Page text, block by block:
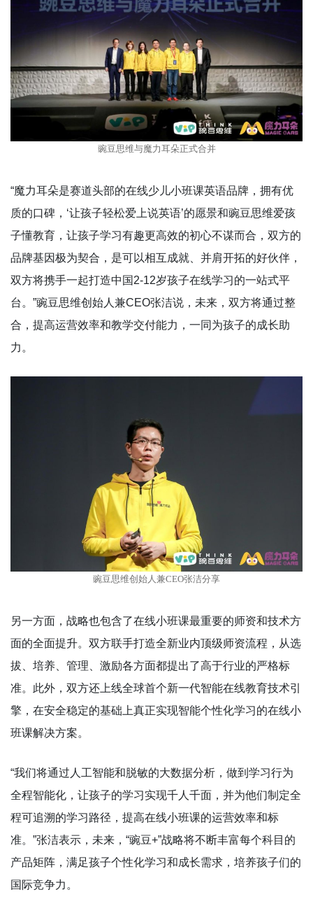
豌豆思维与魔力耳朵正式合并
“魔力耳朵是赛道头部的在线少儿小班课英语品牌，拥有优
质的口碑，‘让孩子轻松爱上说英语’的愿景和豌豆思维爱孩
子懂教育，让孩子学习有趣更高效的初心不谋而合，双方的
品牌基因极为契合，是可以相互成就、并肩开拓的好伙伴，
双方将携手一起打造中国2-12岁孩子在线学习的一站式平
台。”豌豆思维创始人兼CEO张洁说，未来，双方将通过整
合，提高运营效率和教学交付能力，一同为孩子的成长助
力。
豌豆思维创始人兼CEO张洁分享
另一方面，战略也包含了在线小班课最重要的师资和技术方
面的全面提升。双方联手打造全新业内顶级师资流程，从选
拔、培养、管理、激励各方面都提出了高于行业的严格标
准。此外，双方还上线全球首个新一代智能在线教育技术引
擎，在安全稳定的基础上真正实现智能个性化学习的在线小
班课解决方案。
“我们将通过人工智能和脱敏的大数据分析，做到学习行为
全程智能化，让孩子的学习实现千人千面，并为他们制定全
程可追溯的学习路径，提高在线小班课的运营效率和标
准。”张洁表示，未来，“豌豆+”战略将不断丰富每个科目的
产品矩阵，满足孩子个性化学习和成长需求，培养孩子们的
国际竞争力。